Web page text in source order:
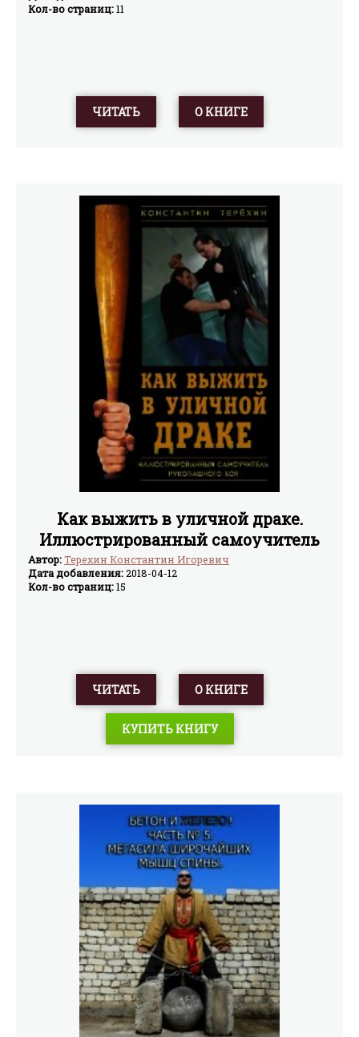
Кол-во страниц:11
ЧИТАТЬ О КНИГЕ
Как выжить в уличной драке.
Иллюстрированный самоучитель
рукопашного боя
Автор:Терехин Константин Игоревич
Дата добавления:2018-04-12
Кол-во страниц:15
ЧИТАТЬ О КНИГЕ
КУПИТЬ КНИГУ